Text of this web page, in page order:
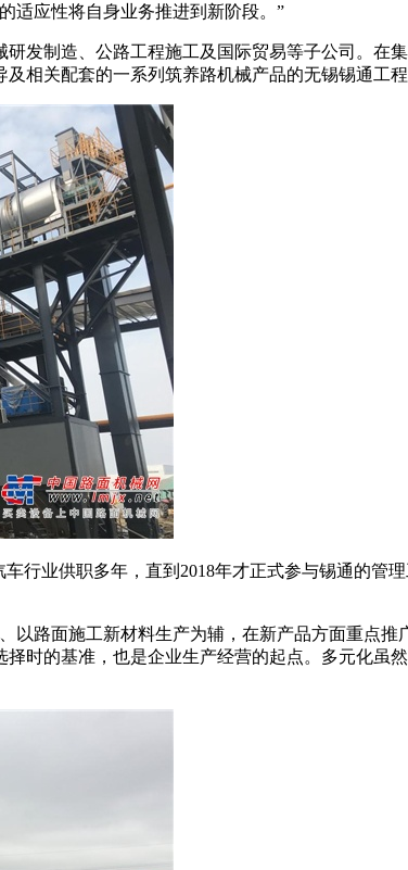
适应性将自身业务推进到新阶段。”
制造、公路工程施工及国际贸易等子公司。在
相关配套的一系列筑养路机械产品的无锡锡通工程
业供职多年，直到2018年才正式参与锡通的管
面施工新材料生产为辅，在新产品方面重点推
时的基准，也是企业生产经营的起点。多元化虽